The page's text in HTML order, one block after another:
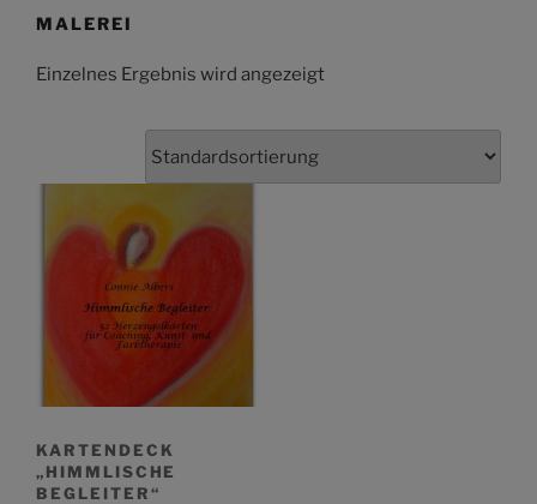
MALEREI
Einzelnes Ergebnis wird angezeigt
KARTENDECK
„HIMMLISCHE
BEGLEITER“